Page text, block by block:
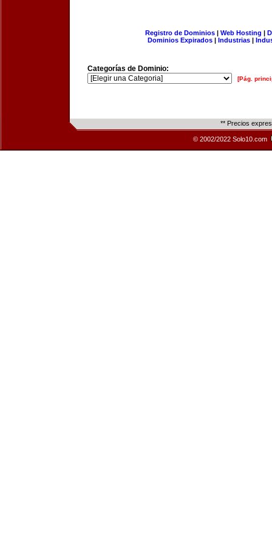
Registro de Dominios| Web Hosting |
Dominios Expirados | Industrias |
Categorías de Dominio:
[Pág.
** Precios
© 2002/2022 Solo10.com